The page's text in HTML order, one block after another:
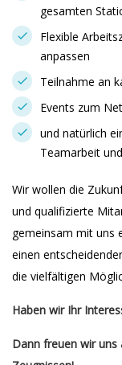
gesamten
Flexible
anpassen
Teilnahme an
Events zum
und natürlich
Teamarbeit
Wir wollen die
und qualifizierte
gemeinsam mit uns
einen
die vielfältigen
Haben wir Ihr
Dann freuen wir